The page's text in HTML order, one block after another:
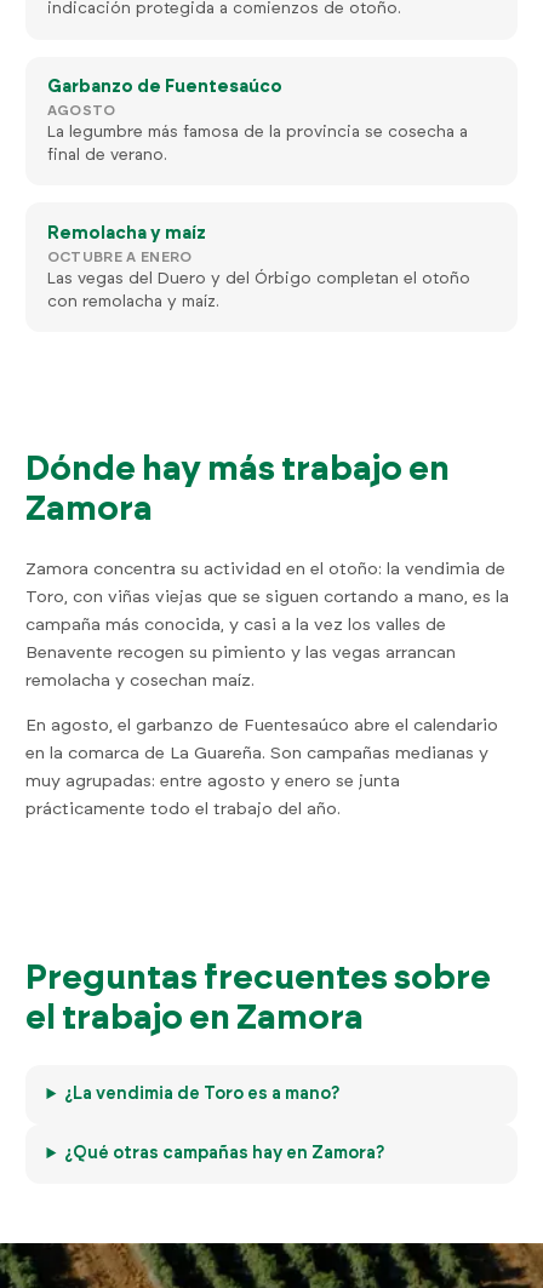
indicación protegida a comienzos de otoño.
Garbanzo de Fuentesaúco
AGOSTO
La legumbre más famosa de la provincia se cosecha a
final de verano.
Remolacha y maíz
OCTUBRE A ENERO
Las vegas del Duero y del Órbigo completan el otoño
con remolacha y maíz.
Dónde hay más trabajo en
Zamora
Zamora concentra su actividad en el otoño: la vendimia de
Toro, con viñas viejas que se siguen cortando a mano, es la
campaña más conocida, y casi a la vez los valles de
Benavente recogen su pimiento y las vegas arrancan
remolacha y cosechan maíz.
En agosto, el garbanzo de Fuentesaúco abre el calendario
en la comarca de La Guareña. Son campañas medianas y
muy agrupadas: entre agosto y enero se junta
prácticamente todo el trabajo del año.
Preguntas frecuentes sobre
el trabajo en Zamora
¿La vendimia de Toro es a mano?
¿Qué otras campañas hay en Zamora?